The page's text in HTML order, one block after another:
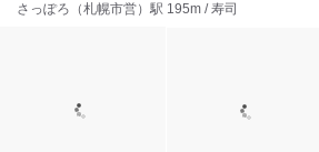
さっぽろ（札幌市営）駅 195m / 寿司